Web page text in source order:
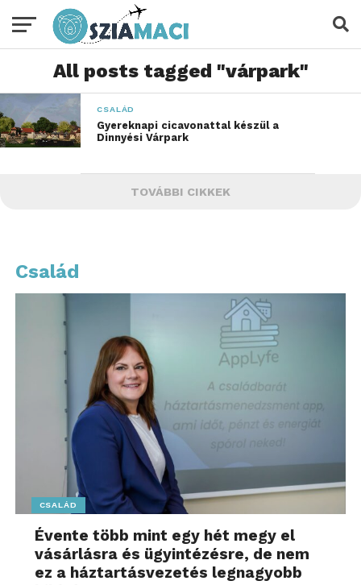
All posts tagged "várpark"
CSALÁD
Gyereknapi cicavonattal készül a
Dinnyési Várpark
TOVÁBBI CIKKEK
Család
CSALÁD
Évente több mint egy hét megy el
vásárlásra és ügyintézésre, de nem
ez a háztartásvezetés legnagyobb